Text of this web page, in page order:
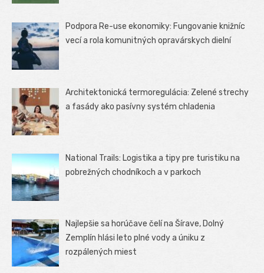
Podpora Re-use ekonomiky: Fungovanie knižníc
vecí a rola komunitných opravárskych dielní
Architektonická termoregulácia: Zelené strechy
a fasády ako pasívny systém chladenia
National Trails: Logistika a tipy pre turistiku na
pobrežných chodníkoch a v parkoch
Najlepšie sa horúčave čelí na Šírave, Dolný
Zemplín hlási leto plné vody a úniku z
rozpálených miest